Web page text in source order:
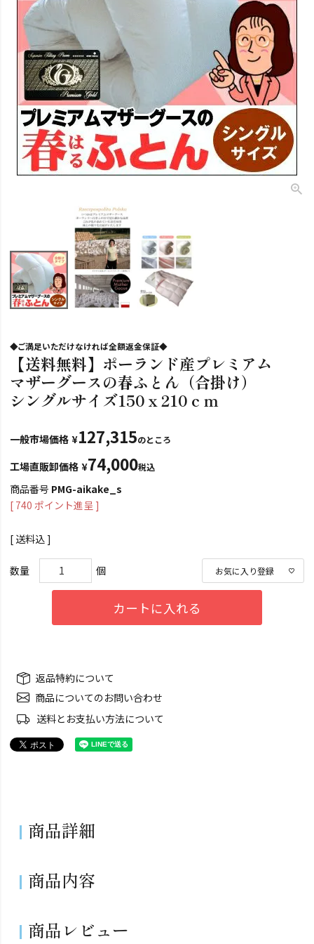
◆ご満足いただけなければ全額返金保証◆
【送料無料】ポーランド産プレミアム
マザーグースの春ふとん（合掛け）
シングルサイズ150ｘ210ｃｍ
一般市場価格 ¥127,315のところ
工場直販卸価格 ¥74,000税込
商品番号 PMG-aikake_s
[ 740 ポイント進呈 ]
送料込
お気に入り登録
カートに入れる
返品特約について
商品についてのお問い合わせ
送料とお支払い方法について
商品詳細
商品内容
商品レビュー